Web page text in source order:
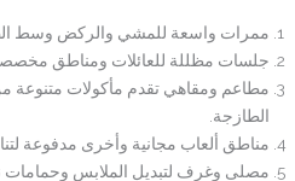
ممرات واسعة للمشي والركض وسط
جلسات مظللة للعائلات ومناطق
مطاعم ومقاهي تقدم مأكولات متنوعة من
الطازجة.
مناطق ألعاب مجانية وأخرى مدفوعة
مصلى وغرف لتبديل الملابس وحمامات